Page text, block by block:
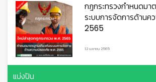
กฎกระทรวงกำหนดมา
ระบบการจัดการด้านค
2565
12 เมษายน 2565
แบ่งปัน